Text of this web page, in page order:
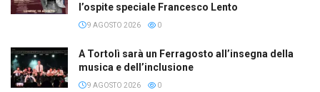
l’ospite speciale Francesco Lento
9 AGOSTO 2026 0
A Tortolì sarà un Ferragosto all’insegna della
musica e dell’inclusione
9 AGOSTO 2026 0